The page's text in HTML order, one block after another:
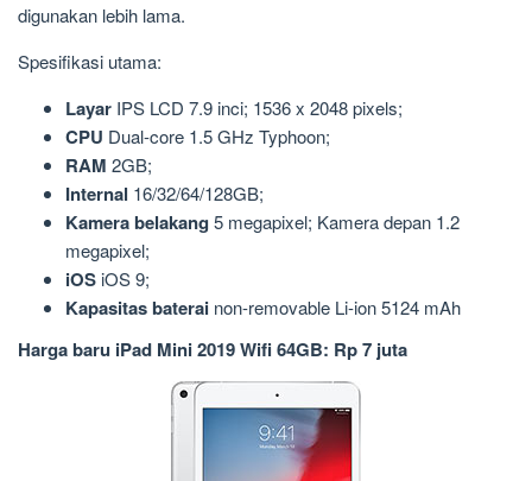
digunakan lebih lama.
Spesifikasi utama:
Layar IPS LCD 7.9 inci; 1536 x 2048 pixels;
CPU Dual-core 1.5 GHz Typhoon;
RAM 2GB;
Internal 16/32/64/128GB;
Kamera belakang5 megapixel; Kamera depan 1.2
megapixel;
iOS iOS 9;
Kapasitas baterai non-removable Li-ion 5124 mAh
Harga baru iPad Mini 2019 Wifi 64GB: Rp 7 juta